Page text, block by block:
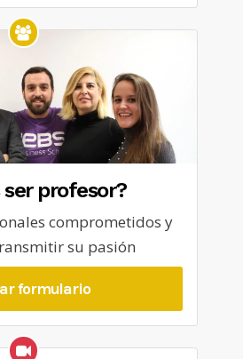
ser profesor?
comprometidos y
su pasión
formulario